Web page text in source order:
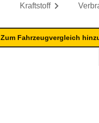
Kraftstoff
Zum Fahrzeugvergleich